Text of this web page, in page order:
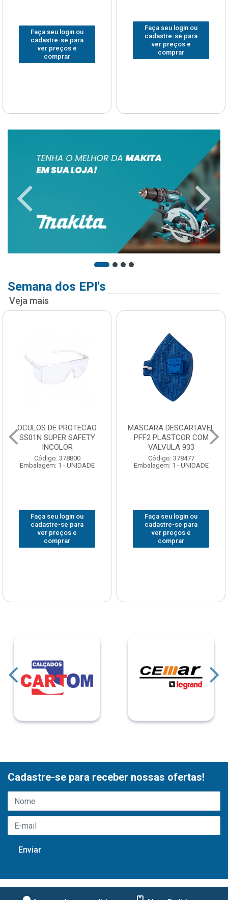
Faça seu login ou
cadastre-se para
ver preços e
comprar
Faça seu login ou
cadastre-se para
ver preços e
comprar
Semana dos EPI's
Veja mais
OCULOS DE PROTECAO
SS01N SUPER SAFETY
INCOLOR
Código: 378800
Embalagem: 1 - UNIDADE
Faça seu login ou
cadastre-se para
ver preços e
comprar
MASCARA DESCARTAVEL
PFF2 PLASTCOR COM
VALVULA 933
Código: 378477
Embalagem: 1 - UNIDADE
Faça seu login ou
cadastre-se para
ver preços e
comprar
Cadastre-se para receber nossas ofertas!